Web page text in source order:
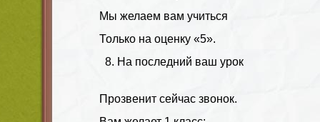
Мы желаем вам учиться
Только на оценку «5».
На последний ваш урок
Прозвенит сейчас звонок.